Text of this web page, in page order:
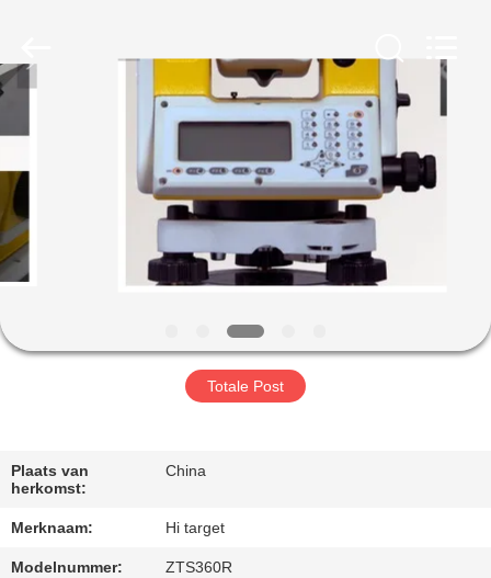
PRODUCTEN
ONGEVEER
ONS
FABRIEKSREIS
CONTACTEER
ONS
All
Rights
Reserved.
Totale Post
Plaats van
herkomst:
China
Merknaam: Hi target
Modelnummer: ZTS360R